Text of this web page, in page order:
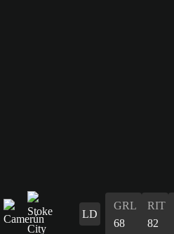
LD
GRL
68
RIT
82